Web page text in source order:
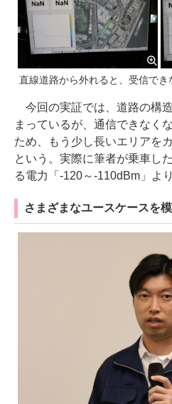
直線道路から外れると、受信でき
今回の実証では、道路の構
まっているが、通信できなく
ため、もう少し長いエリアを
という。実際に筆者が乗車し
る電力「-120～-110dBm」よ
さまざまなユースケースを